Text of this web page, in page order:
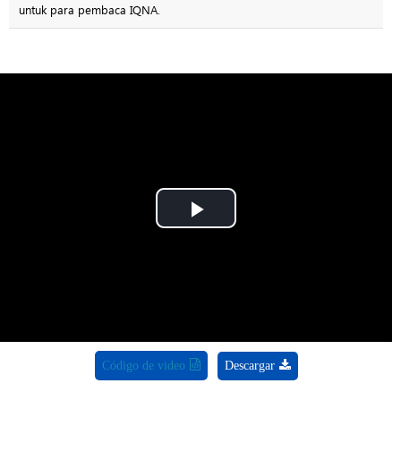
untuk para pembaca IQNA.
Play
Código de video Descargar